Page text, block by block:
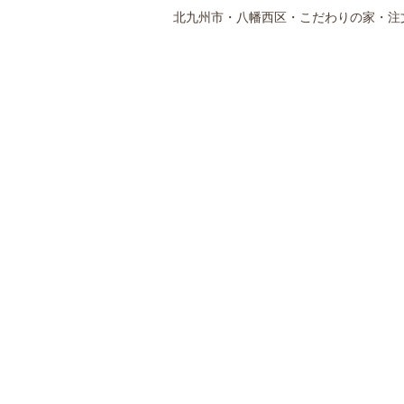
北九州市・八幡西区・こだわりの家・